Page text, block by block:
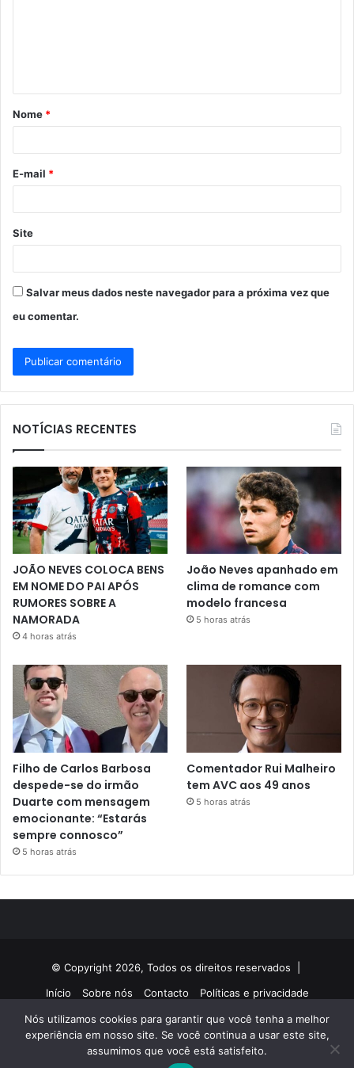
á
r
*
Nome *
E-mail *
Site
Salvar meus dados neste navegador para a próxima vez que
eu comentar.
NOTÍCIAS RECENTES
JOÃO NEVES COLOCA BENS
EM NOME DO PAI APÓS
RUMORES SOBRE A
NAMORADA
4 horas atrás
João Neves apanhado em
clima de romance com
modelo francesa
5 horas atrás
Filho de Carlos Barbosa
despede-se do irmão
Duarte com mensagem
emocionante: “Estarás
sempre connosco”
5 horas atrás
Comentador Rui Malheiro
tem AVC aos 49 anos
5 horas atrás
© Copyright 2026, Todos os direitos reservados |
Início
Sobre nós Contacto Políticas e privacidade
Facebook
TwitterYouTubeInstagram
Nós utilizamos cookies para garantir que você tenha a melhor
experiência em nosso site. Se você continua a usar este site,
assumimos que você está satisfeito.